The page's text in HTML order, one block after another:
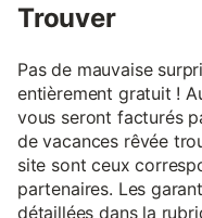
Trouver
Pas de mauvaise
entièrement gratuit !
vous seront facturés
de vacances rêvée
site sont ceux
partenaires. Les
détaillées dans la